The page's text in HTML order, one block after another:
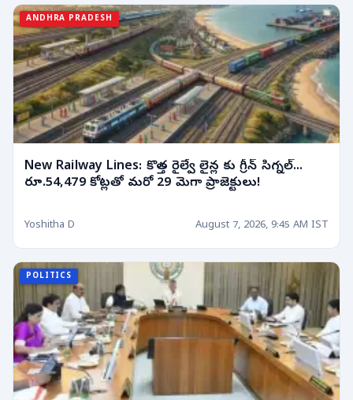
ANDHRA PRADESH
New Railway Lines: కొత్త రైల్వే లైన్ల కు గ్రీన్ సిగ్నల్...
రూ.54,479 కోట్లతో మరో 29 మెగా ప్రాజెక్టులు!
Yoshitha D August 7, 2026, 9:45 AM IST
POLITICS